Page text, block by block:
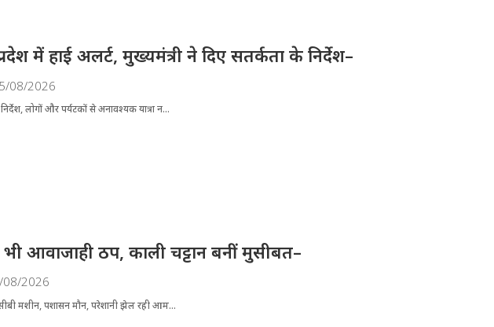
में हाई अलर्ट, मुख्यमंत्री ने दिए सतर्कता के निर्देश–
08/2026
लोगों और पर्यटकों से अनावश्यक यात्रा न...
आवाजाही ठप, काली चट्टान बनीं मुसीबत–
08/2026
मशीन, पशासन मौन, परेशानी झेल रही आम...